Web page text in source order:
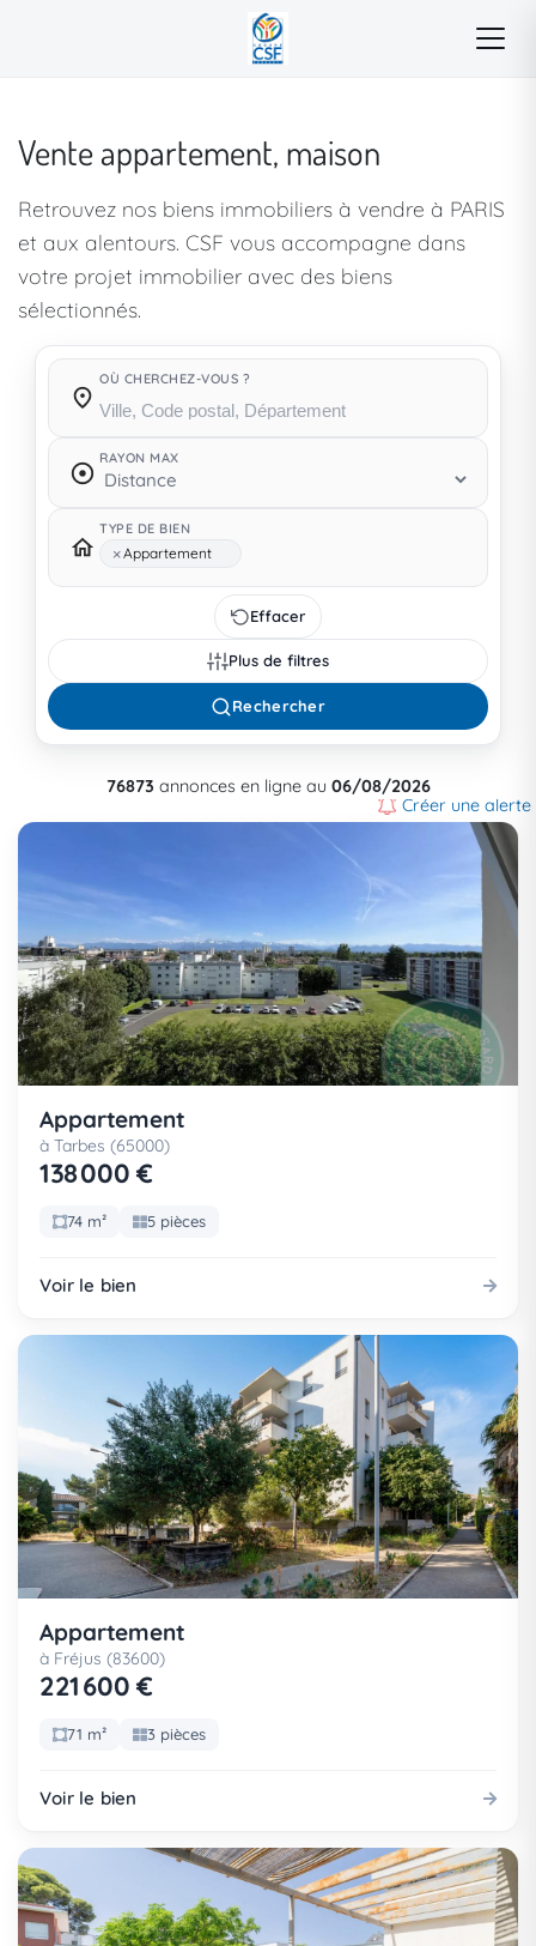
Vente appartement, maison
Retrouvez nos biens immobiliers à vendre à PARIS
et aux alentours. CSF vous accompagne dans
votre projet immobilier avec des biens
sélectionnés.
OÙ CHERCHEZ-VOUS ?
RAYON MAX
TYPE DE BIEN
×Appartement
Effacer
Plus de filtres
Rechercher
76873 annonces en ligne au 06/08/2026
Créer une alerte
Appartement
à Tarbes (65000)
138 000 €
74 m² 5 pièces
Voir le bien
Appartement
à Fréjus (83600)
221 600 €
71 m² 3 pièces
Voir le bien